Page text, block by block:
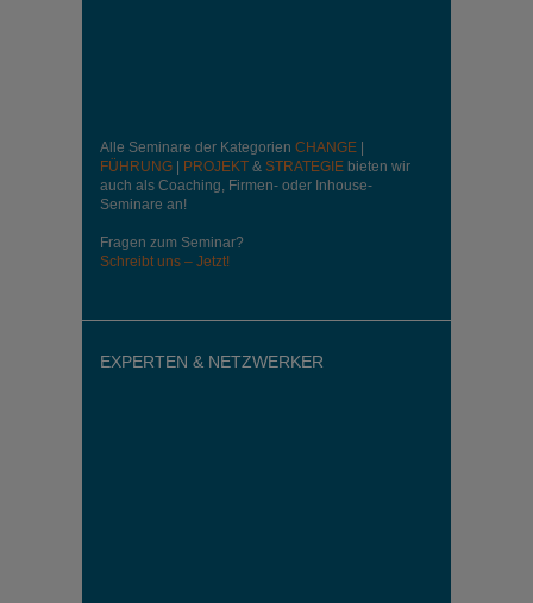
Alle Seminare der Kategorien CHANGE
FÜHRUNG
PROJEKT & STRATEGIE bieten wir
auch als Coaching, Firmen- oder Inhouse-
Seminare an!
Fragen zum Seminar?
Schreibt uns – Jetzt!
EXPERTEN & NETZWERKER